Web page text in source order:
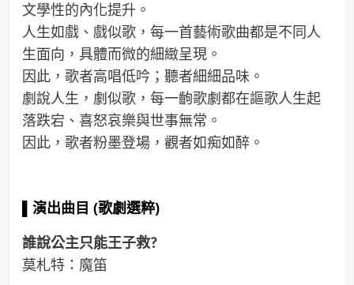
文學性的內化提升。
人生如戲、戲似歌，每一首藝術歌曲都是不同人
生面向，具體而微的細緻呈現。
因此，歌者高唱低吟；聽者細細品味。
劇說人生，劇似歌，每一齣歌劇都在謳歌人生起
落跌宕、喜怒哀樂與世事無常。
因此，歌者粉墨登場，觀者如痴如醉。
演出曲目 (歌劇選粹)
誰說公主只能王子救?
莫札特：魔笛